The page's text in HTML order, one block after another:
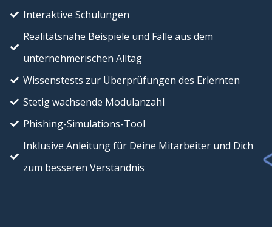
Interaktive Schulungen
Realitätsnahe Beispiele und Fälle aus dem
unternehmerischen Alltag
Wissenstests zur Überprüfungen des Erlernten
Stetig wachsende Modulanzahl
Phishing-Simulations-Tool
Inklusive Anleitung für Deine Mitarbeiter und Dich
zum besseren Verständnis